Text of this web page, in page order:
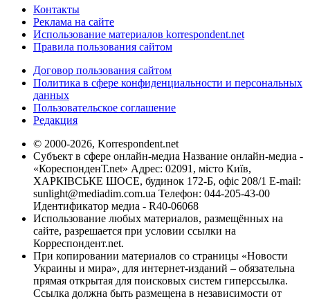
Контакты
Реклама на сайте
Использование материалов korrespondent.net
Правила пользования сайтом
Договор пользования сайтом
Политика в сфере конфиденциальности и персональных
данных
Пользовательское соглашение
Редакция
© 2000-2026, Korrespondent.net
Субъект в сфере онлайн-медиа Название онлайн-медиа -
«КореспонденТ.net» Адрес: 02091, місто Київ,
ХАРКІВСЬКЕ ШОСЕ, будинок 172-Б, офіс 208/1 E-mail:
sunlight@mediadim.com.ua Телефон: 044-205-43-00
Идентификатор медиа - R40-06068
Использование любых материалов, размещённых на
сайте, разрешается при условии ссылки на
Корреспондент.net.
При копировании материалов со страницы «Новости
Украины и мира», для интернет-изданий – обязательна
прямая открытая для поисковых систем гиперссылка.
Ссылка должна быть размещена в независимости от